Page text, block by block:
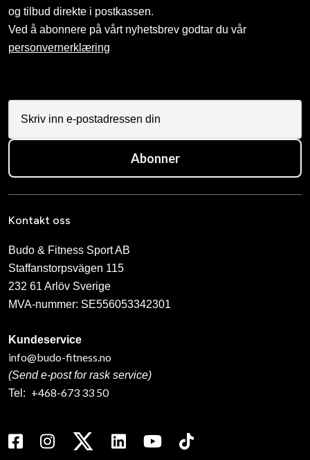
og tilbud direkte i postkassen.
Ved å abonnere på vårt nyhetsbrev godtar du vår
personvernerklæring
Abonner
Kontakt oss
Budo & Fitness Sport AB
Staffanstorpsvägen 115
232 61 Arlöv Sverige
MVA-nummer: SE556053342301
Kundeservice
info@budo-fitness.no
(Send e-post for rask service)
Tel: +468-673 33 50